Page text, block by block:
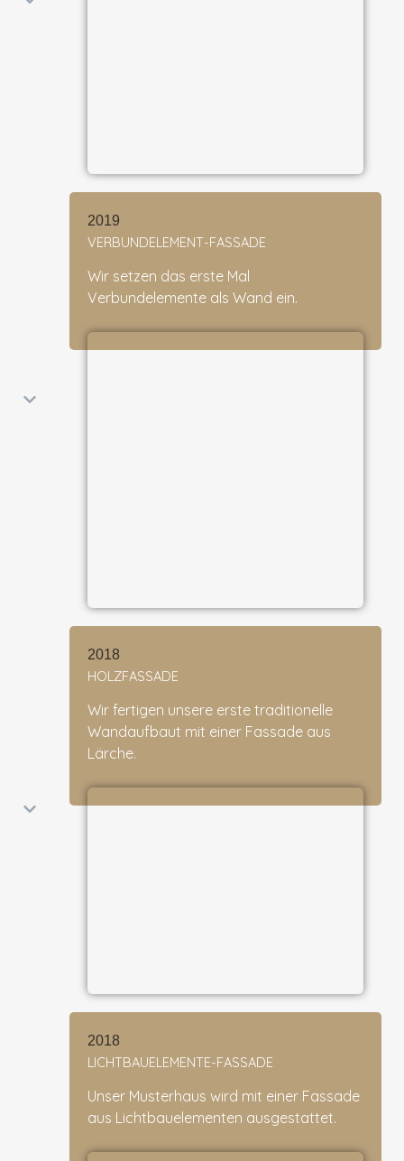
2019
VERBUNDELEMENT-FASSADE
Wir setzen das erste Mal
Verbundelemente als Wand ein.
2018
HOLZFASSADE
Wir fertigen unsere erste traditionelle
Wandaufbaut mit einer Fassade aus
Lärche.
2018
LICHTBAUELEMENTE-FASSADE
Unser Musterhaus wird mit einer Fassade
aus Lichtbauelementen ausgestattet.